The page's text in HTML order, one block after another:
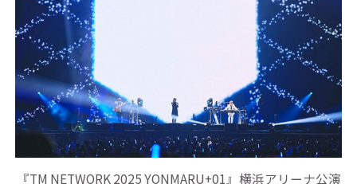
『TM NETWORK 2025 YONMARU+01』横浜アリーナ公演